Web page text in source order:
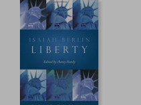
50%
dcto.